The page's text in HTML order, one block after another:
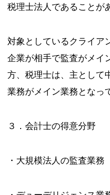
税理士法人であることが
対象としているクライア
企業が相手で監査がメイ
方、税理士は、主として
業務がメイン業務となっ
３．会計士の得意分野
・大規模法人の監査業務